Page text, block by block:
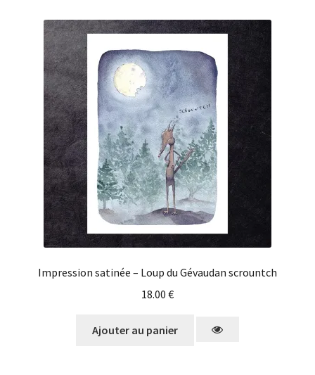
Impression satinée – Loup du Gévaudan scrountch
18.00 €
Ajouter au panier